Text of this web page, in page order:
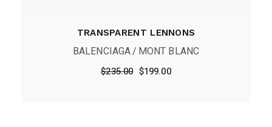
TRANSPARENT LENNONS
BALENCIAGA MONT BLANC
$235.00 Le
prix
$199.00Le
prix